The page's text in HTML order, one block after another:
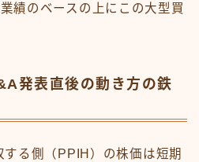
績のベースの上にこの大型買
発表直後の動き方の鉄
る側（PPIH）の株価は短期